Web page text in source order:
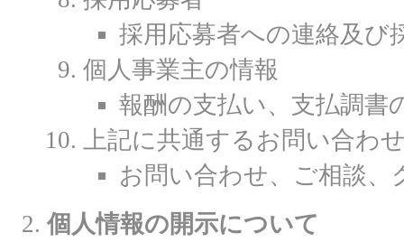
採用応募者への連絡及び
個人事業主の情報
報酬の支払い、支払調書
上記に共通するお問い合わ
お問い合わせ、ご相談
個人情報の開示について